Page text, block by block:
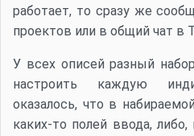
работает, то сразу же
проектов или в общий чат в
У всех описей разный
настроить каждую
оказалось, что в
каких-то полей ввода,